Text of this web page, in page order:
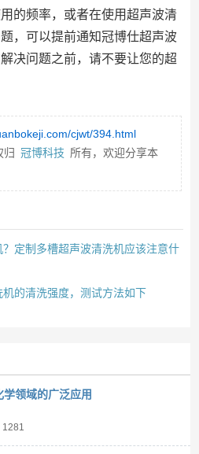
的频率，或者在使用超声波清
，可以提前通知冠博仕超声波
决问题之前，请不要让您的超
cjwt/394.html
归 冠博科技 所有，欢迎分享本
定制多槽超声波清洗机应该注意什
的清洗强度，测试方法如下
领域的广泛应用
1281